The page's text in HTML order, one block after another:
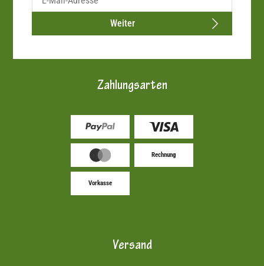
Weiter
Zahlungsarten
Rechnung
Vorkasse
Versand